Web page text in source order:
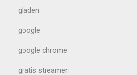
gladen
google
google chrome
gratis streamen